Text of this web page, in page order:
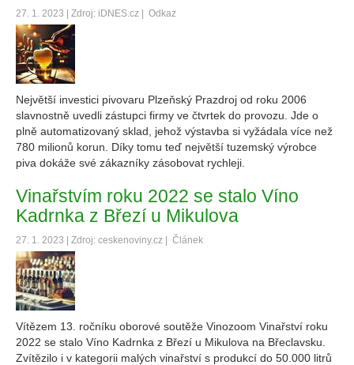
27. 1. 2023 | Zdroj: iDNES.cz | Odkaz
Největší investici pivovaru Plzeňský Prazdroj od roku 2006
slavnostně uvedli zástupci firmy ve čtvrtek do provozu. Jde o
plně automatizovaný sklad, jehož výstavba si vyžádala více než
780 milionů korun. Díky tomu teď největší tuzemský výrobce
piva dokáže své zákazníky zásobovat rychleji.
Vinařstvím roku 2022 se stalo Víno
Kadrnka z Březí u Mikulova
27. 1. 2023 | Zdroj: ceskenoviny.cz | Článek
Vítězem 13. ročníku oborové soutěže Vinozoom Vinařství roku
2022 se stalo Víno Kadrnka z Březí u Mikulova na Břeclavsku.
Zvítězilo i v kategorii malých vinařství s produkcí do 50.000 litrů